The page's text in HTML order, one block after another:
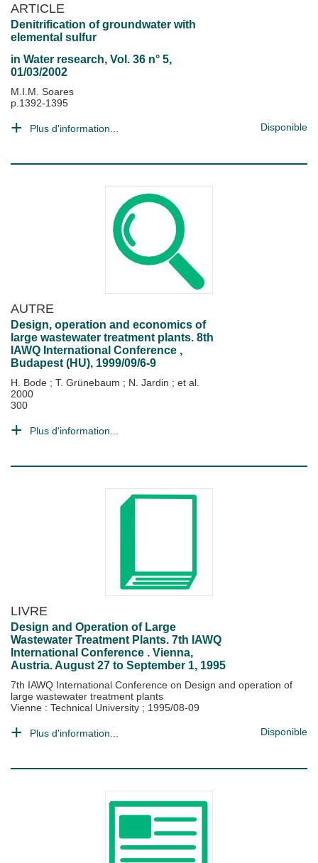
ARTICLE
Denitrification of groundwater with
elemental sulfur
in Water research, Vol. 36 n° 5,
01/03/2002
M.I.M. Soares
p.1392-1395
Plus d'information... Disponible
AUTRE
Design, operation and economics of
large wastewater treatment plants. 8th
IAWQ International Conference ,
Budapest (HU), 1999/09/6-9
H. Bode ; T. Grünebaum ; N. Jardin ; et al.
2000
300
Plus d'information...
LIVRE
Design and Operation of Large
Wastewater Treatment Plants. 7th IAWQ
International Conference . Vienna,
Austria. August 27 to September 1, 1995
7th IAWQ International Conference on Design and operation of
large wastewater treatment plants
Vienne : Technical University ; 1995/08-09
Plus d'information... Disponible